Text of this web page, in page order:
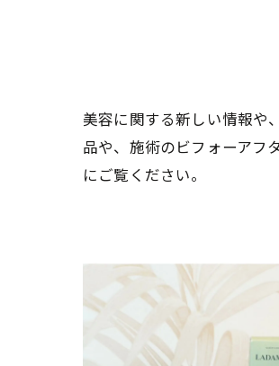
美容に関する新しい情報や
品や、施術のビフォーアフ
にご覧ください。